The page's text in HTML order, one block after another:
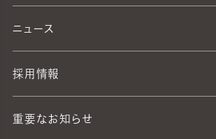
ニュース
採用情報
重要なお知らせ